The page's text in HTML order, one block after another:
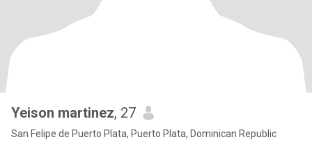
Yeison martinez, 27
San Felipe de Puerto Plata, Puerto Plata, Dominican Republic